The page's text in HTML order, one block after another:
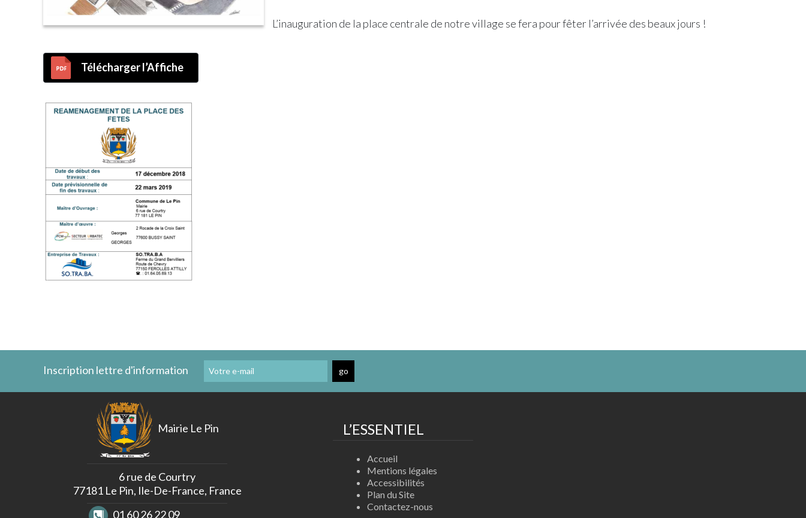
L’inauguration de la place centrale de notre village se fera pour fêter l’arrivée des beaux jours !
Télécharger l’Affiche
Inscription lettre d'information
Mairie Le Pin
6 rue de Courtry
77181 Le Pin, Ile-De-France, France
01 60 26 22 09
L’ESSENTIEL
Accueil
Mentions légales
Accessibilités
Plan du Site
Contactez-nous